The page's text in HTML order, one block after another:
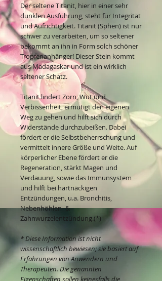
Der seltene Titanit, hier in einer sehr
dunklen Ausführung, steht für Integrität
und Aufrichtigkeit. Titanit (Sphen) ist nur
schwer zu verarbeiten, um so seltener
bekommt an ihn in Form solch schöner
Tropfenanhänger! Dieser Stein kommt
aus Madagaskar und ist ein wirklich
seltener Schatz.
Titanit lindert Zorn, Wut und
Verbissenheit, ermutigt den eigenen
Weg zu gehen und hilft sich durch
Widerstände durchzubeißen. Dabei
fördert er die Selbstbeherrschung und
vermittelt innere Größe und Weite. Auf
körperlicher Ebene fördert er die
Regeneration, stärkt Magen und
Verdauung, sowie das Immunsystem
und hilft bei hartnäckigen
Entzündungen, u.a. Bronchitis,
Nebenhöhlen- &
Zahnwurzelentzündung.(*)
* Diese Information ist nicht
wissenschaftlich bewiesen; sie basiert auf
Erfahrungen von Anwendern und
Therapeuten. Die genannten
Eigenschaften sollen keinesfalls die